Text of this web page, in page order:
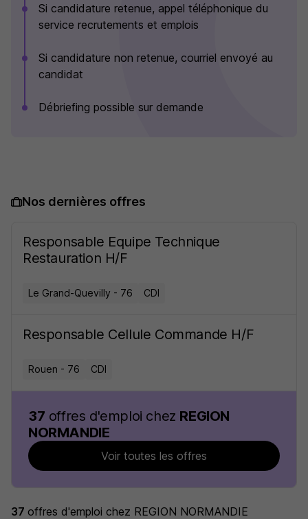
Si candidature retenue, appel téléphonique du
service recrutements et emplois
Si candidature non retenue, courriel envoyé au
candidat
Débriefing possible sur demande
Nos dernières offres
Responsable Equipe Technique
Restauration H/F
Le Grand-Quevilly - 76 CDI
Responsable Cellule Commande H/F
Rouen - 76 CDI
37 offres d'emploi chez REGION
NORMANDIE
Voir toutes les offres
37 offres d'emploi chez REGION NORMANDIE